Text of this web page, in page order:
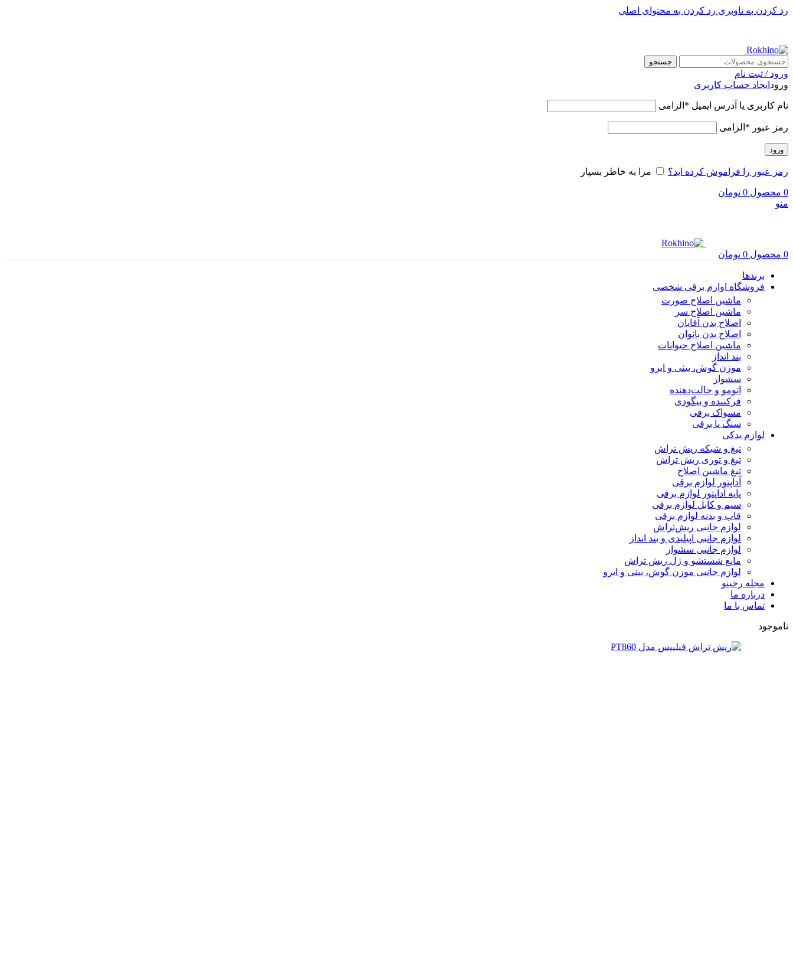
رد کردن به ناوبری رد کردن به محتوای اصلی
جستجو
ورود / ثبت نام
ورود ایجاد حساب کاربری
نام کاربری یا آدرس ایمیل * الزامی
رمز عبور * الزامی
ورود
رمز عبور را فراموش کرده اید؟ مرا به خاطر بسپار
0 محصول 0 تومان
منو
0 محصول 0 تومان
برندها
فروشگاه اوازم برقی شخصی
ماشین اصلاح صورت
ماشین اصلاح سر
اصلاح بدن آقایان
اصلاح بدن بانوان
ماشین اصلاح حیوانات
بند انداز
موزن گوش، بینی و ابرو
سشوار
اتومو و حالت‌دهنده
فرکننده و بیگودی
مسواک برقی
سنگ پا برقی
لوازم یدکی
تیغ و شبکه ریش تراش
تیغ و توری ریش تراش
تیغ ماشین اصلاح
آداپتور لوازم برقی
پایه آداپتور لوازم برقی
سیم و کابل لوازم برقی
قاب و بدنه لوازم برقی
لوازم جانبی ریش‌تراش
لوازم جانبی اپیلیدی و بند انداز
لوازم جانبی سشوار
مایع شستشو و ژل ریش تراش
لوازم جانبی موزن گوش، بینی و ابرو
مجله رخینو
درباره ما
تماس با ما
ناموجود